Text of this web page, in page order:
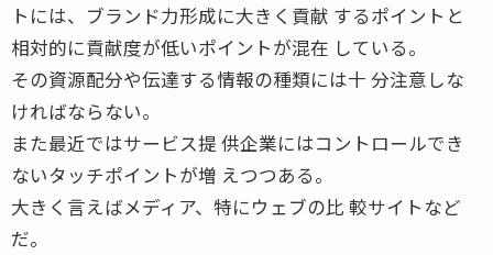
トには、ブランド力形成に大きく貢献 するポイントと
相対的に貢献度が低いポイントが混在 している。
その資源配分や伝達する情報の種類には十 分注意しな
ければならない。
また最近ではサービス提 供企業にはコントロールでき
ないタッチポイントが増 えつつある。
大きく言えばメディア、特にウェブの比 較サイトなど
だ。